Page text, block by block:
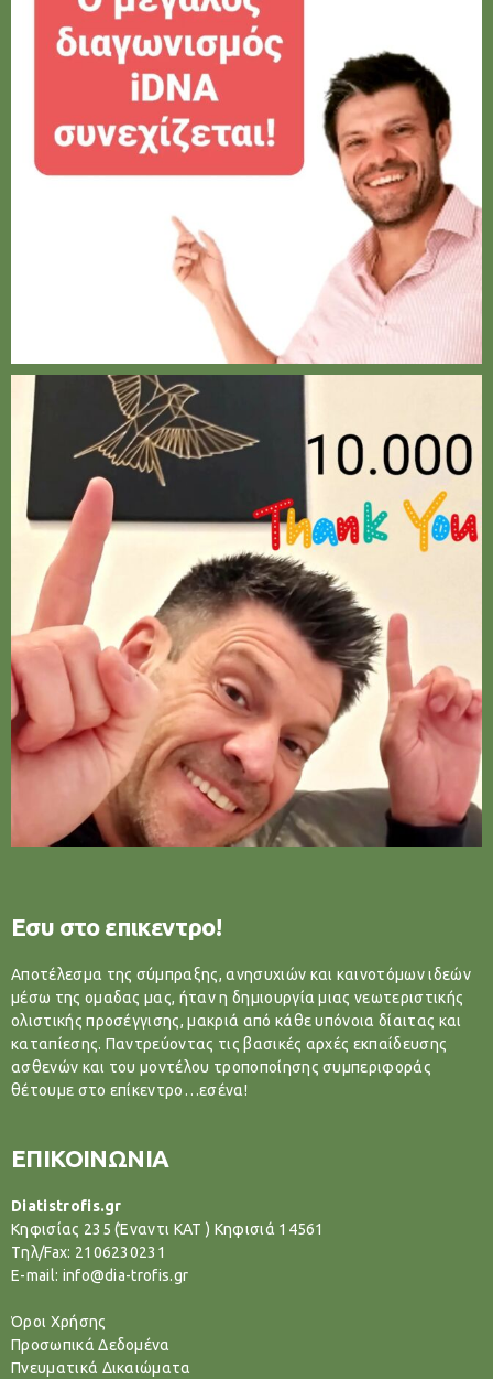
Εσυ στο επικεντρο!
Αποτέλεσμα της σύμπραξης, ανησυχιών και καινοτόμων ιδεών
μέσω της ομαδας μας, ήταν η δημιουργία μιας νεωτεριστικής
ολιστικής προσέγγισης, μακριά από κάθε υπόνοια δίαιτας και
καταπίεσης. Παντρεύοντας τις βασικές αρχές εκπαίδευσης
ασθενών και του μοντέλου τροποποίησης συμπεριφοράς
θέτουμε στο επίκεντρο…εσένα!
ΕΠΙΚΟΙΝΩΝΙΑ
Diatistrofis.gr
Κηφισίας 235 (Έναντι ΚΑΤ ) Κηφισιά 14561
Tηλ/Fax: 2106230231
E-mail: info@dia-trofis.gr
Όροι Χρήσης
Προσωπικά Δεδομένα
Πνευματικά Δικαιώματα